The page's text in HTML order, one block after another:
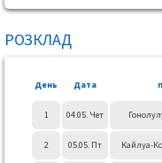
РОЗКЛАД
День Дата
1 04.05. Чет
2 05.05. Пт Кайлуа-